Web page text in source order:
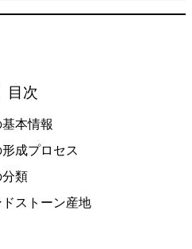
目次
本情報
成プロセス
類
ストーン産地